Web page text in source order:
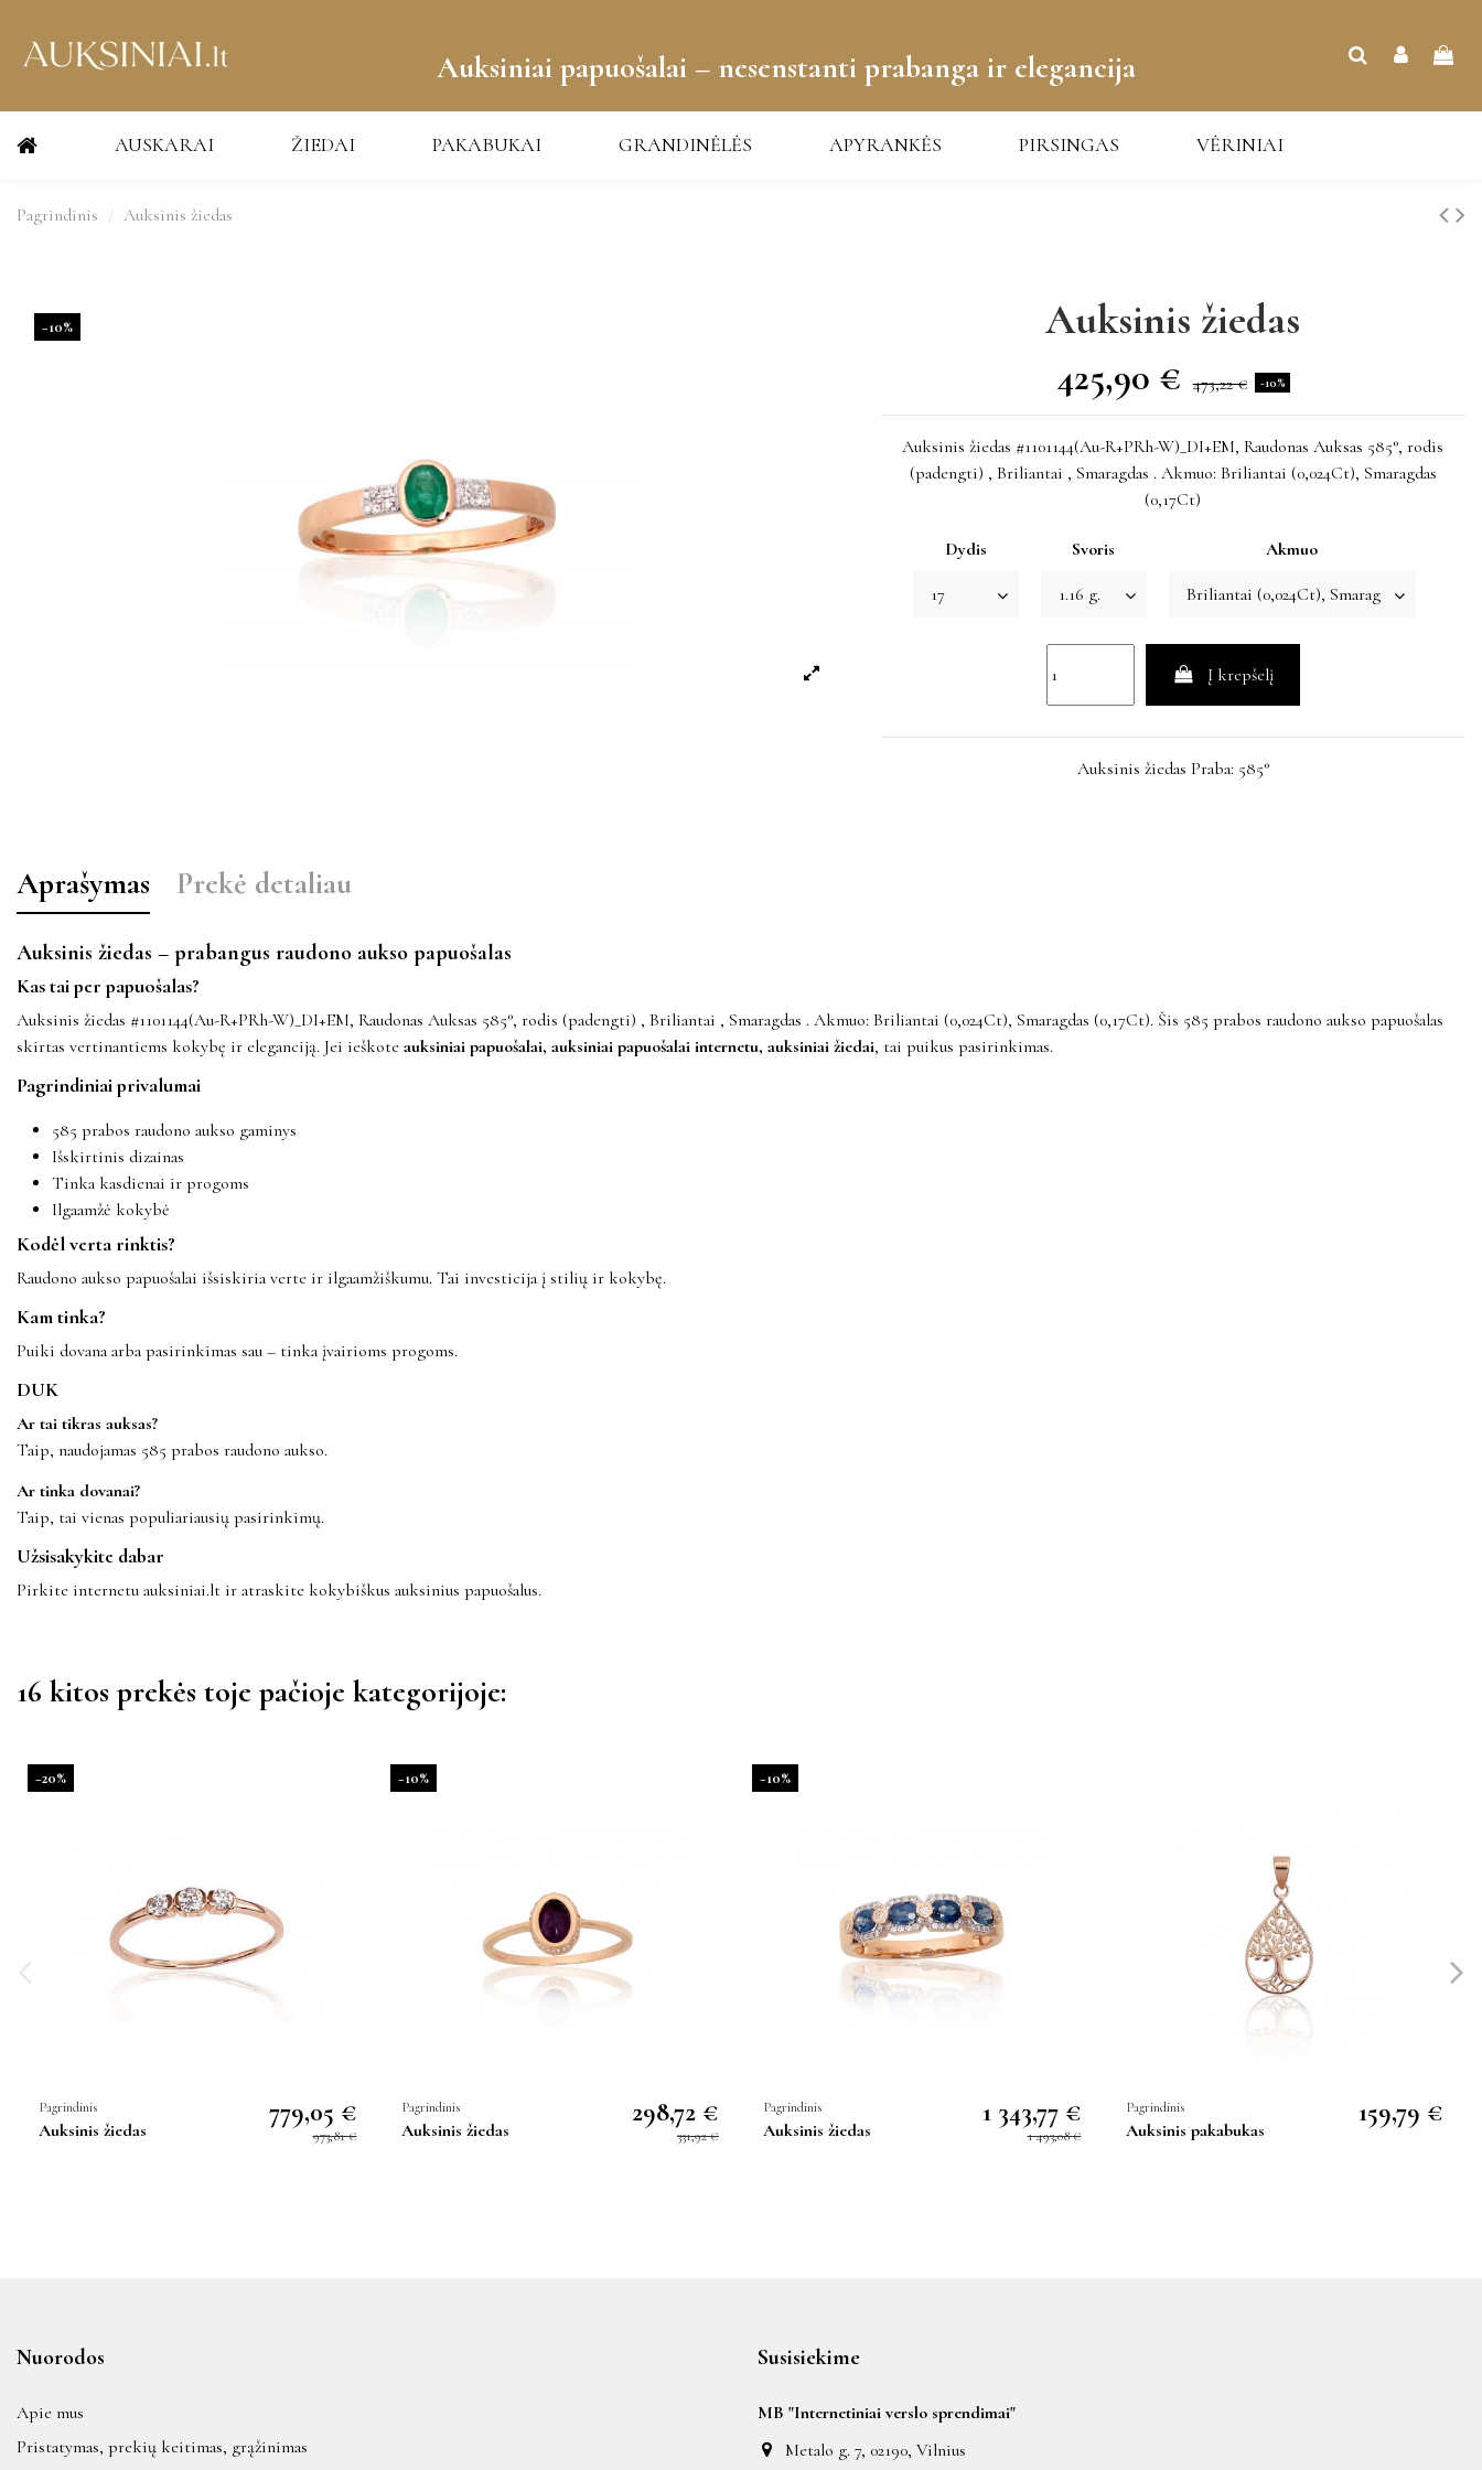
Auksiniai papuošalai – nesenstanti prabanga ir elegancija
AUSKARAI ŽIEDAI PAKABUKAI GRANDINĖLĖS APYRANKĖS PIRSINGAS VĖRINIAI
Pagrindinis Auksinis žiedas
−10% Auksinis žiedas
425,90 € 473,22 € -10%
Auksinis žiedas #1101144(Au-R+PRh-W)_DI+EM, Raudonas Auksas 585°, rodis
(padengti) , Briliantai , Smaragdas . Akmuo: Briliantai (0,024Ct), Smaragdas
(0,17Ct)
Dydis Svoris Akmuo
Į krepšelį
Auksinis žiedas Praba: 585°
Aprašymas Prekė detaliau
Auksinis žiedas – prabangus raudono aukso papuošalas
Kas tai per papuošalas?
Auksinis žiedas #1101144(Au-R+PRh-W)_DI+EM, Raudonas Auksas 585°, rodis (padengti) , Briliantai , Smaragdas . Akmuo: Briliantai (0,024Ct), Smaragdas (0,17Ct). Šis 585 prabos raudono aukso papuošalas
skirtas vertinantiems kokybę ir eleganciją. Jei ieškote auksiniai papuošalai, auksiniai papuošalai internetu, auksiniai žiedai, tai puikus pasirinkimas.
Pagrindiniai privalumai
585 prabos raudono aukso gaminys
Išskirtinis dizainas
Tinka kasdienai ir progoms
Ilgaamžė kokybė
Kodėl verta rinktis?
Raudono aukso papuošalai išsiskiria verte ir ilgaamžiškumu. Tai investicija į stilių ir kokybę.
Kam tinka?
Puiki dovana arba pasirinkimas sau – tinka įvairioms progoms.
DUK
Ar tai tikras auksas?
Taip, naudojamas 585 prabos raudono aukso.
Ar tinka dovanai?
Taip, tai vienas populiariausių pasirinkimų.
Užsisakykite dabar
Pirkite internetu auksiniai.lt ir atraskite kokybiškus auksinius papuošalus.
16 kitos prekės toje pačioje kategorijoje:
−20%
Pagrindinis
Auksinis žiedas
779,05 €
973,81 €
−10%
Pagrindinis
Auksinis žiedas
298,72 €
331,92 €
−10%
Pagrindinis
Auksinis žiedas
1 343,77 €
1 493,08 €
Pagrindinis
Auksinis pakabukas
159,79 €
Nuorodos
Apie mus
Pristatymas, prekių keitimas, grąžinimas
Susisiekime
MB "Internetiniai verslo sprendimai"
Metalo g. 7, 02190, Vilnius